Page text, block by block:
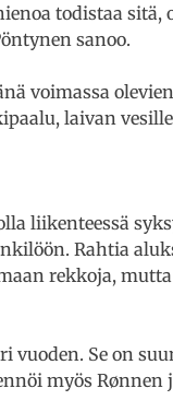
todistaa
sanoo.
voimassa
laivan
liikenteessä
Rahtia
rekkoja,
vuoden. Se on
myös Rønnen